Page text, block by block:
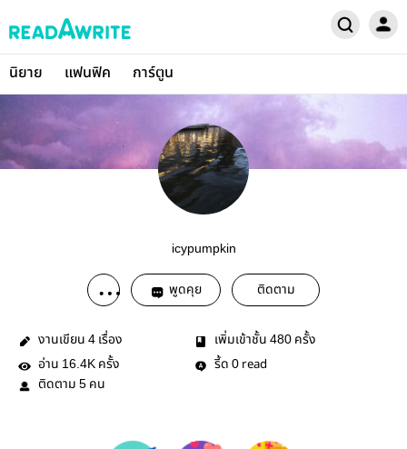
นิยาย แฟนฟิค การ์ตูน
icypumpkin
พูดคุย ติดตาม
งานเขียน 4 เรื่อง เพิ่มเข้าชั้น 480 ครั้ง
อ่าน 16.4K ครั้ง รี้ด 0 read
ติดตาม 5 คน